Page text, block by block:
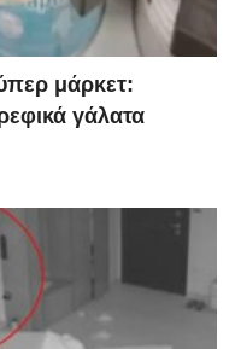
μάρκετ:
γάλατα